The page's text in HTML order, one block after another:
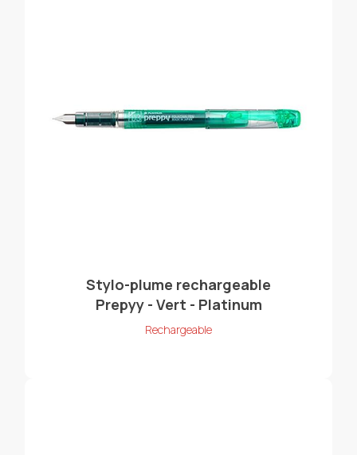
Stylo-plume rechargeable
Prepyy - Vert - Platinum
Rechargeable